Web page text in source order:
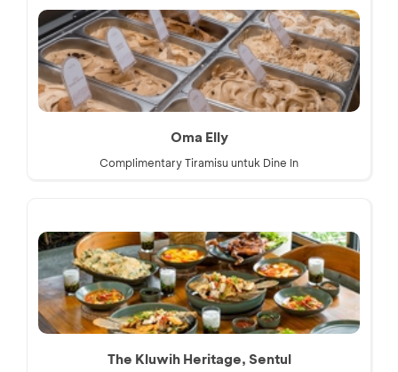
Oma Elly
Complimentary Tiramisu untuk Dine In
The Kluwih Heritage, Sentul